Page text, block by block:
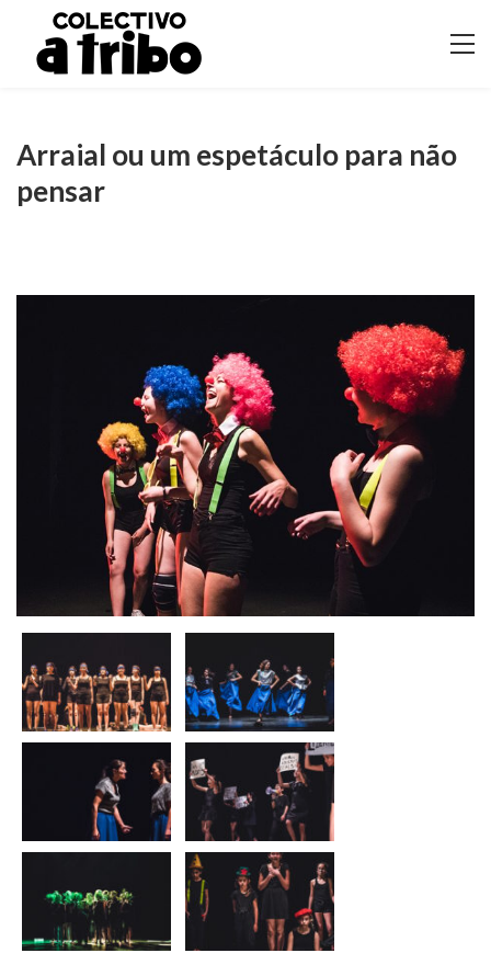
Arraial ou um espetáculo para não
pensar